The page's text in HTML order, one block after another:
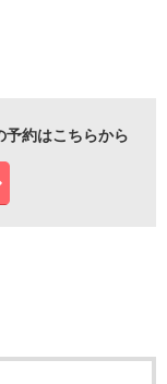
約はこちらから